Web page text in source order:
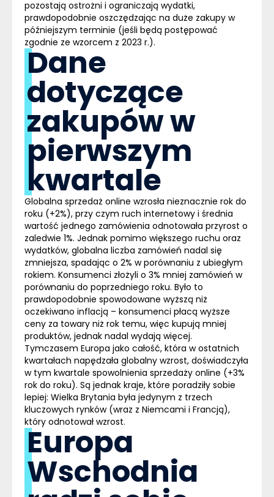
pozostają ostrożni i ograniczają wydatki,
prawdopodobnie oszczędzając na duże zakupy w
późniejszym terminie (jeśli będą postępować
zgodnie ze wzorcem z 2023 r.).
Dane
dotyczące
zakupów w
pierwszym
kwartale
Globalna sprzedaż online wzrosła nieznacznie rok do
roku (+2%), przy czym ruch internetowy i średnia
wartość jednego zamówienia odnotowała przyrost o
zaledwie 1%. Jednak pomimo większego ruchu oraz
wydatków, globalna liczba zamówień nadal się
zmniejsza, spadając o 2% w porównaniu z ubiegłym
rokiem. Konsumenci złożyli o 3% mniej zamówień w
porównaniu do poprzedniego roku. Było to
prawdopodobnie spowodowane wyższą niż
oczekiwano inflacją – konsumenci płacą wyższe
ceny za towary niż rok temu, więc kupują mniej
produktów, jednak nadal wydają więcej.
Tymczasem Europa jako całość, która w ostatnich
kwartałach napędzała globalny wzrost, doświadczyła
w tym kwartale spowolnienia sprzedaży online (+3%
rok do roku). Są jednak kraje, które poradziły sobie
lepiej: Wielka Brytania była jedynym z trzech
kluczowych rynków (wraz z Niemcami i Francją),
który odnotował wzrost.
Europa
Wschodnia